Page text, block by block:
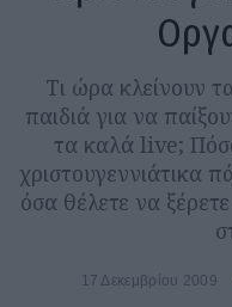
Τι ώρα κλείνουν
παιδιά για να
τα καλά live;
χριστουγεννιάτικα
όσα θέλετε να
17 Δεκεμβρίου 2009